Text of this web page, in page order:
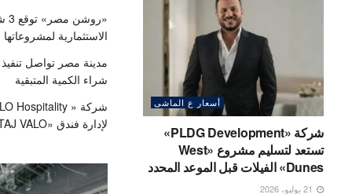
أسعار ع الماشى
شركة «PLDG Development»
تستعد لتسليم مشروع «West
Dunes» الفيلات قبل الموعد المحدد
الاستثمارية
مدينة مصر تواصل
شراء الكمية المتبقية
لإدارة فندق «RETAJ VALO» بمشروع «Solara»